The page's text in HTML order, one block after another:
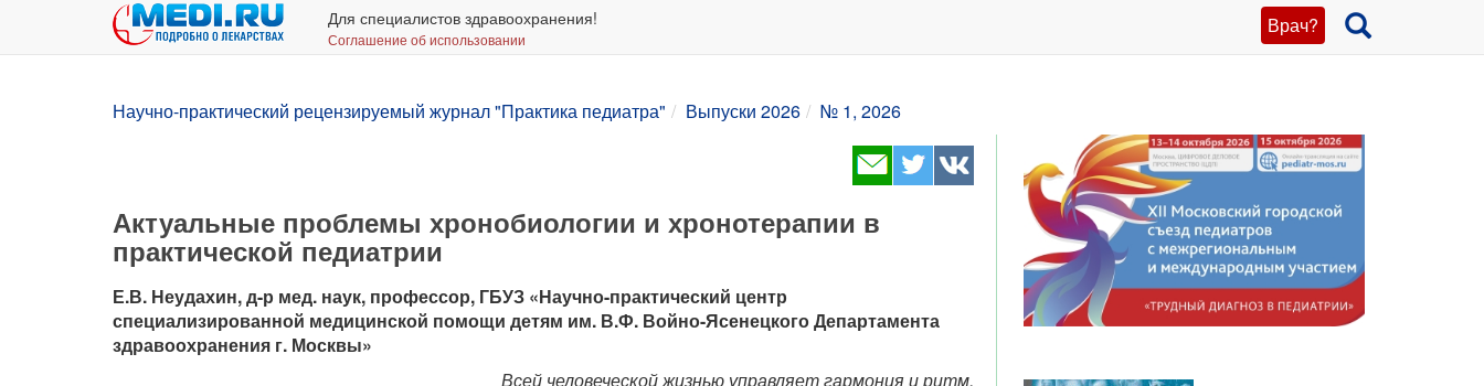
Врач?
Для специалистов здравоохранения!
Соглашение об использовании
Научно-практический рецензируемый журнал "Практика педиатра" Выпуски 2026 № 1, 2026
Актуальные проблемы хронобиологии и хронотерапии в
практической педиатрии
Е.В. Неудахин, д-р мед. наук, профессор, ГБУЗ «Научно-практический центр
специализированной медицинской помощи детям им. В.Ф. Войно-Ясенецкого Департамента
здравоохранения г. Москвы»
Всей человеческой жизнью управляет гармония и ритм.